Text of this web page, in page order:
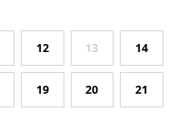
12 13 14
19 20 21